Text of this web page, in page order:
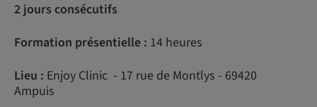
2 jours consécutifs
Formation présentielle : 14 heures
Lieu : Enjoy Clinic - 17 rue de Montlys - 69420
Ampuis